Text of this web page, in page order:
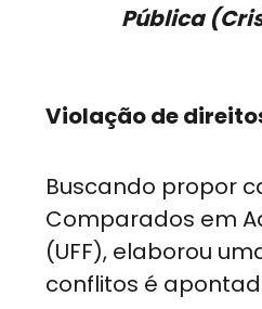
Pública
Violação de
Buscando propor
Comparados em
(UFF), elaborou
conflitos é